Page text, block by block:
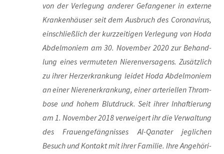
von der Ver­le­gung ande­rer Gefan­ge­ner in exter­ne
Kran­ken­häu­ser seit dem Aus­bruch des Coro­na­vi­rus,
ein­schließ­lich der kurz­zei­ti­gen Ver­le­gung von Hoda
Abdel­mo­niem am 30. Novem­ber 2020 zur Behand­
lung eines ver­mu­te­ten Nie­ren­ver­sa­gens. Zusätz­lich
zu ihrer Herz­er­kran­kung lei­det Hoda Abdel­mo­niem
an einer Nie­ren­er­kran­kung, einer arte­ri­el­len Throm­
bo­se und hohem Blut­druck. Seit ihrer Inhaf­tie­rung
am 1. Novem­ber 2018 ver­wei­gert ihr die Ver­wal­tung
des Frau­en­ge­fäng­nis­ses Al-Qana­ter jeg­li­chen
Besuch und Kon­takt mit ihrer Fami­lie. Ihre Ange­hö­ri­